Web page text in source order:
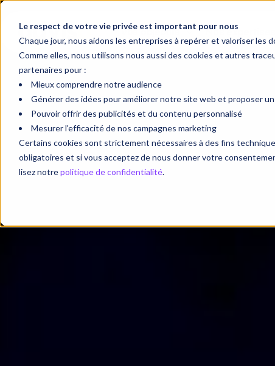
Le respect de votre vie privée est important pour nous
Chaque jour, nous aidons les entreprises à repérer et valoriser
Comme elles, nous utilisons nous aussi des cookies et autres
partenaires pour :
Mieux comprendre notre audience
Générer des idées pour améliorer notre site web et proposer
Pouvoir offrir des publicités et du contenu personnalisé
Mesurer l'efficacité de nos campagnes marketing
Certains cookies sont strictement nécessaires à des fins
obligatoires et si vous acceptez de nous donner votre
lisez notrepolitique de confidentialité.
Vos objectifs Nos expertises
Canadiens
Transformer
refonte web en
de revenus